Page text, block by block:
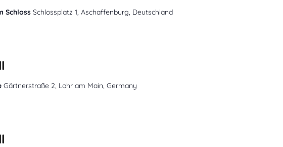
Schloss Schlossplatz 1, Aschaffenburg, Deutschland
Gärtnerstraße 2, Lohr am Main, Germany